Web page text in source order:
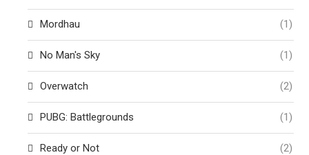
Mordhau (1)
No Man's Sky (1)
Overwatch (2)
PUBG: Battlegrounds (1)
Ready or Not (2)